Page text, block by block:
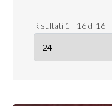
Risultati 1 - 16 di 16